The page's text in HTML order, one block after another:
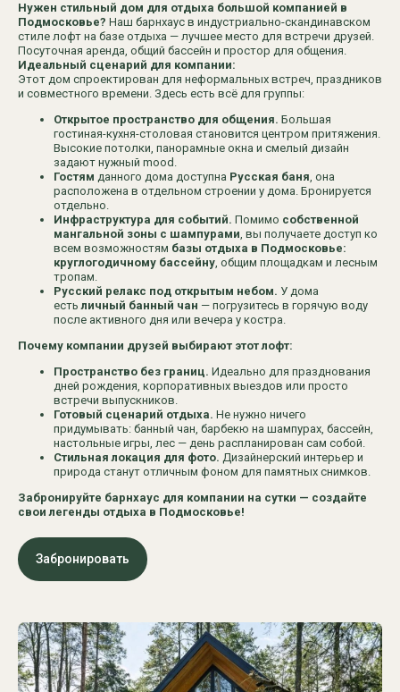
Нужен стильный дом для отдыха большой компанией в
Подмосковье? Наш барнхаус в индустриально-скандинавском
стиле лофт на базе отдыха — лучшее место для встречи друзей.
Посуточная аренда, общий бассейн и простор для общения.
Идеальный сценарий для компании:
Этот дом спроектирован для неформальных встреч, праздников
и совместного времени. Здесь есть всё для группы:
Открытое пространство для общения. Большая
гостиная-кухня-столовая становится центром притяжения.
Высокие потолки, панорамные окна и смелый дизайн
задают нужный mood.
Гостям данного дома доступна Русская баня, она
расположена в отдельном строении у дома. Бронируется
отдельно.
Инфраструктура для событий. Помимо собственной
мангальной зоны с шампурами, вы получаете доступ ко
всем возможностям базы отдыха в Подмосковье:
круглогодичному бассейну, общим площадкам и лесным
тропам.
Русский релакс под открытым небом. У дома
естьличный банный чан — погрузитесь в горячую воду
после активного дня или вечера у костра.
Почему компании друзей выбирают этот лофт:
Пространство без границ. Идеально для празднования
дней рождения, корпоративных выездов или просто
встречи выпускников.
Готовый сценарий отдыха. Не нужно ничего
придумывать: банный чан, барбекю на шампурах, бассейн,
настольные игры, лес — день распланирован сам собой.
Стильная локация для фото. Дизайнерский интерьер и
природа станут отличным фоном для памятных снимков.
Забронируйте барнхаус для компании на сутки — создайте
свои легенды отдыха в Подмосковье!
Забронировать
Размещение гостей
А-3 A-Фрейм дом №3
П-1 Панорамный дом №1
П-2
Панорамный
дом № 2 с сауной
Б-3 Барн-хаус №3
Б-4 Барн-хаус №4
Б-5
Барн-хаус № 5
с сауной
Наша территория